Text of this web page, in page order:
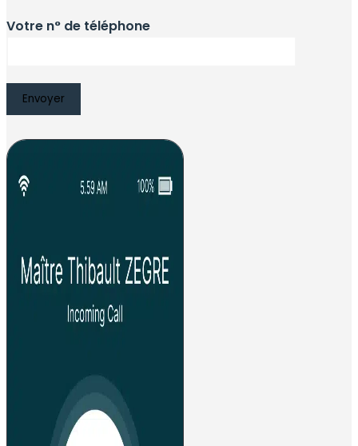
Votre n° de téléphone